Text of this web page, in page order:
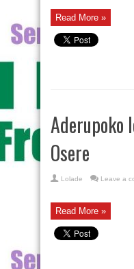
Read More »
Aderupoko
Osere
Lolade Leave a
Read More »